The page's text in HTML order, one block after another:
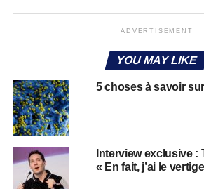
ADVERTISEMENT
YOU MAY LIKE
5 choses à savoir
Interview exclusive :
« En fait, j’ai le